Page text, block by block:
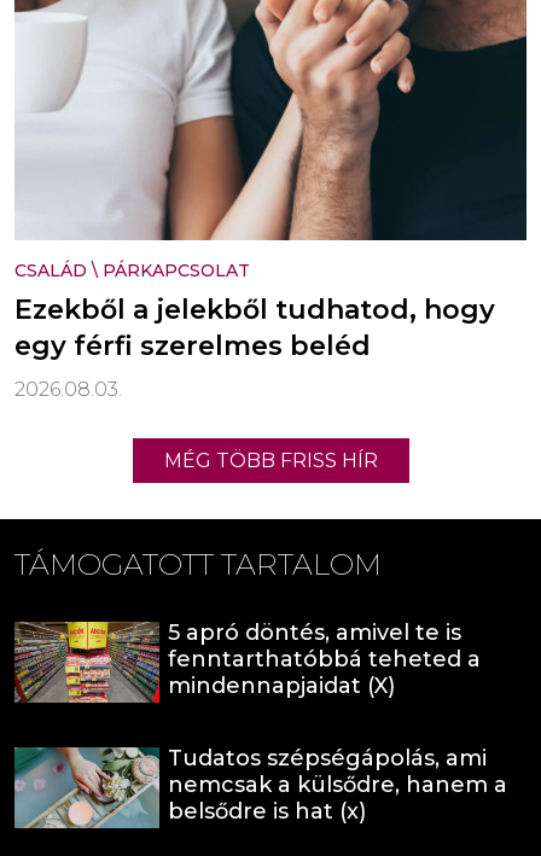
CSALÁD \ PÁRKAPCSOLAT
Ezekből a jelekből tudhatod, hogy
egy férfi szerelmes beléd
2026.08.03.
MÉG TÖBB FRISS HÍR
TÁMOGATOTT TARTALOM
5 apró döntés, amivel te is
fenntarthatóbbá teheted a
mindennapjaidat (X)
Tudatos szépségápolás, ami
nemcsak a külsődre, hanem a
belsődre is hat (x)